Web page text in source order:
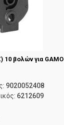
βολών για GAMO
9020052408
6212609